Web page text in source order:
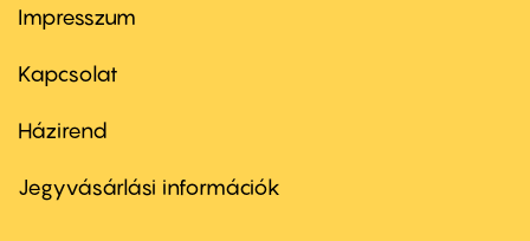
Footer
first
Impresszum
Kapcsolat
Footer
second
Házirend
Jegyvásárlási információk